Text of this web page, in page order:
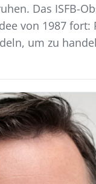
Das ISFB-
von 1987 fort:
um zu